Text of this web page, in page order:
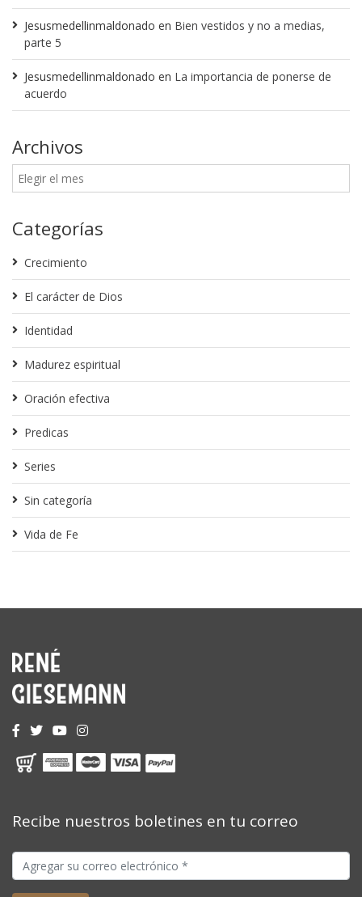
Jesusmedellinmaldonado en Bien vestidos y no a medias,
parte 5
Jesusmedellinmaldonado en La importancia de ponerse de
acuerdo
Archivos
Categorías
Crecimiento
El carácter de Dios
Identidad
Madurez espiritual
Oración efectiva
Predicas
Series
Sin categoría
Vida de Fe
Recibe nuestros boletines en tu correo